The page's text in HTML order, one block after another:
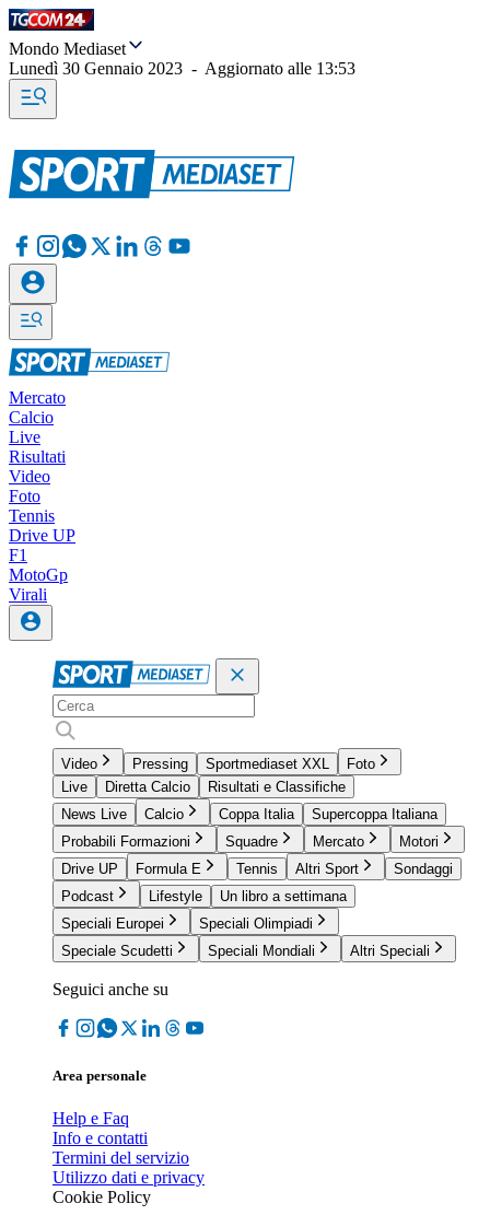
Mondo Mediaset
Lunedì 30 Gennaio 2023 - Aggiornato alle 13:53
Mercato
Calcio
Live
Risultati
Video
Foto
Tennis
Drive UP
F1
MotoGp
Virali
Video Pressing Sportmediaset XXL
Foto
Live
Diretta Calcio
Risultati e Classifiche
News Live
Calcio Coppa Italia
Supercoppa Italiana
Probabili Formazioni
Squadre Mercato
Motori
Drive UP
Formula E Tennis Altri Sport
Sondaggi
Podcast
Lifestyle
Un libro a settimana
Speciali Europei
Speciali Olimpiadi
Speciale Scudetti
Speciali Mondiali Altri Speciali
Seguici anche su
Area personale
Help e Faq
Info e contatti
Termini del servizio
Utilizzo dati e privacy
Cookie Policy